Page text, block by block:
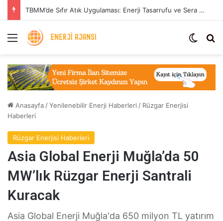
TBMM’de Sıfır Atık Uygulaması: Enerji Tasarrufu ve Sera Gazı Azaltımı
Menü Dış
Anasayfa /Yenilenebilir Enerji Haberleri / Rüzgar Enerjisi
Haberleri
Rüzgar Enerjisi Haberleri
Asia Global Enerji Muğla’da 50
MW’lık Rüzgar Enerji Santrali
Kuracak
Asia Global Enerji Muğla'da 650 milyon TL yatırım